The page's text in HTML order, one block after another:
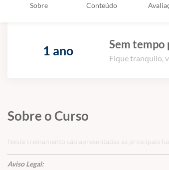
Sobre Conteúdo
1 ano Sem tempo
Fique tranquilo,
Sobre o Curso
Neste treinamento são apresentadas as principais
Aviso Legal: